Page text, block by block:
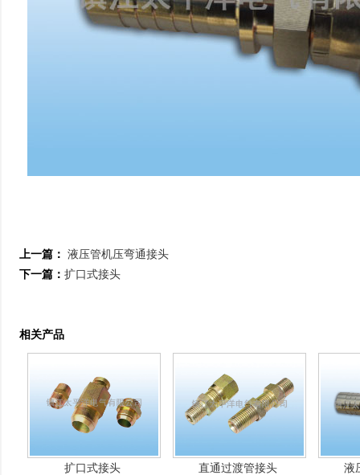
上一篇： 液压管机压弯通接头
下一篇： 扩口式接头
相关产品
扩口式接头 直通过渡管接头 液